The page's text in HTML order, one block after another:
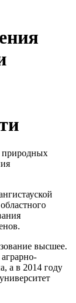
высшее.
а в 2014 году